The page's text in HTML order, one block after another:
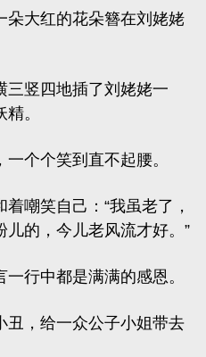
朵大红的花朵簪在刘姥姥
三竖四地插了刘姥姥一
。
个个笑到直不起腰。
嘲笑自己：“我虽老了，
的，今儿老风流才好。”
行中都是满满的感恩。
丑，给一众公子小姐带去